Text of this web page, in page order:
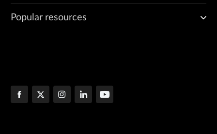
Popular resources